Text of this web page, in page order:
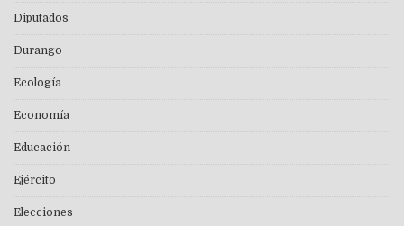
Diputados
Durango
Ecología
Economía
Educación
Ejército
Elecciones